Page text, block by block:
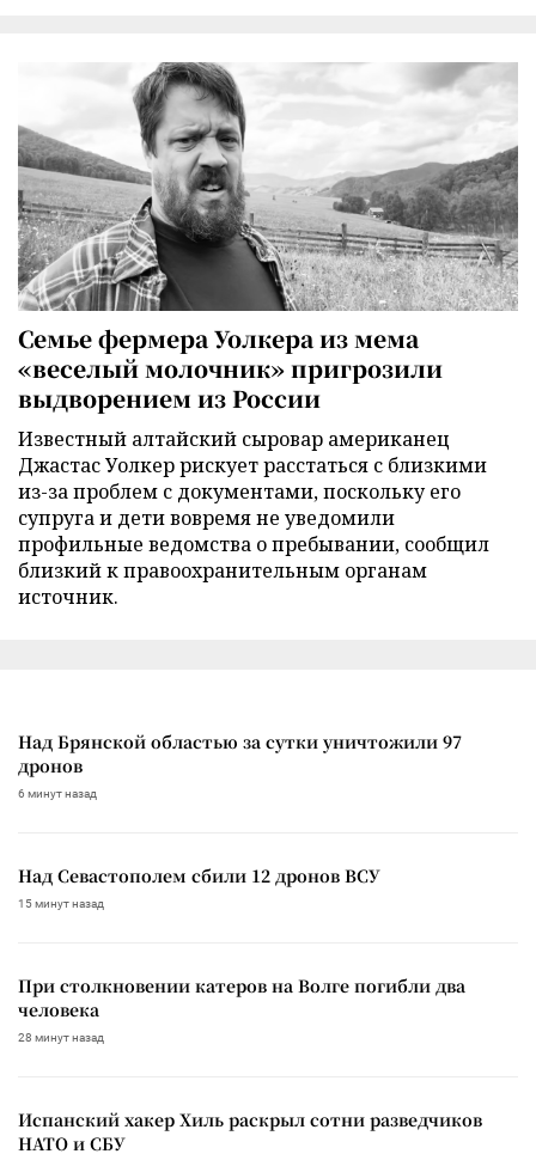
Семье фермера Уолкера из мема
«веселый молочник» пригрозили
выдворением из России
Известный алтайский сыровар американец
Джастас Уолкер рискует расстаться с близкими
из-за проблем с документами, поскольку его
супруга и дети вовремя не уведомили
профильные ведомства о пребывании, сообщил
близкий к правоохранительным органам
источник.
Над Брянской областью за сутки уничтожили 97
дронов
6 минут назад
Над Севастополем сбили 12 дронов ВСУ
15 минут назад
При столкновении катеров на Волге погибли два
человека
28 минут назад
Испанский хакер Хиль раскрыл сотни разведчиков
НАТО и СБУ